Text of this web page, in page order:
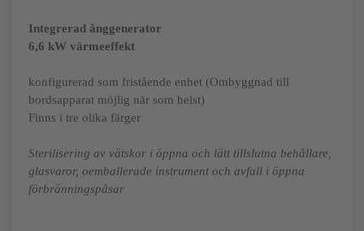
Integrerad ånggenerator
6,6 kW värmeeffekt
konfigurerad som fristående enhet (Ombyggnad till
bordsapparat möjlig när som helst)
Finns i tre olika färger
Sterilisering av vätskor i öppna och lätt tillslutna behållare,
glasvaror, oemballerade instrument och avfall i öppna
förbränningspåsar